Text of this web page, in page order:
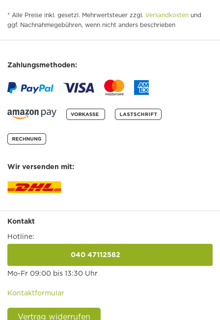
* Alle Preise inkl. gesetzl. Mehrwertsteuer zzgl. Versandkosten und
ggf. Nachnahmegebühren, wenn nicht anders beschrieben
Zahlungsmethoden:
Wir versenden mit:
Kontakt
Hotline:
040 47112582
Mo-Fr 09:00 bis 13:30 Uhr
Kontaktformular
Vertrag widerrufen